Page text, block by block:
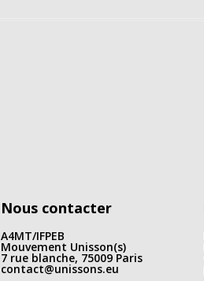
Nous contacter
A4MT/IFPEB
Mouvement Unisson(s)
7 rue blanche, 75009 Paris
contact@unissons.eu